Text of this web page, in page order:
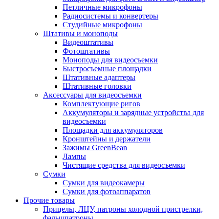
Петличные микрофоны
Радиосистемы и конвертеры
Студийные микрофоны
Штативы и моноподы
Видеоштативы
Фотоштативы
Моноподы для видеосъемки
Быстросъемные площадки
Штативные адаптеры
Штативные головки
Аксессуары для видеосъемки
Комплектующие ригов
Аккумуляторы и зарядные устройства для
видеосъемки
Площадки для аккумуляторов
Кронштейны и держатели
Зажимы GreenBean
Лампы
Чистящие средства для видеосъемки
Сумки
Сумки для видеокамеры
Сумки для фотоаппаратов
Прочие товары
Прицелы, ЛЦУ, патроны холодной пристрелки,